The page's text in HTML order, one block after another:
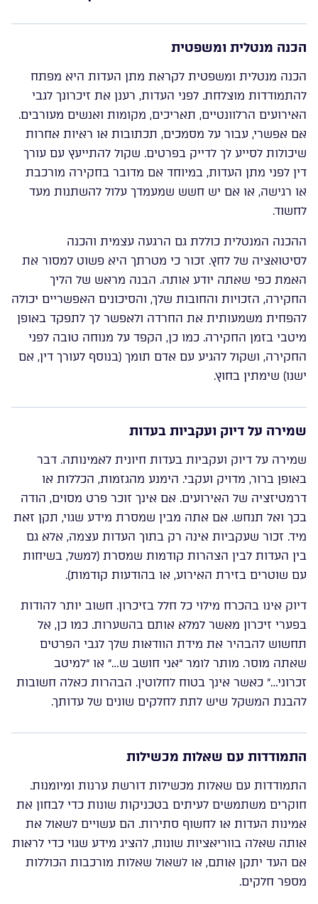
הכנה מנטלית ומשפטית
הכנה מנטלית ומשפטית לקראת מתן העדות היא מפתח
להתמודדות מוצלחת. לפני העדות, רענן את זיכרונך לגבי
האירועים הרלוונטיים, תאריכים, מקומות ואנשים מעורבים.
אם אפשרי, עבור על מסמכים, תכתובות או ראיות אחרות
שיכולות לסייע לך לדייק בפרטים. שקול להתייעץ עם עורך
דין לפני מתן העדות, במיוחד אם מדובר בחקירה מורכבת
או רגישה, או אם יש חשש שמעמדך עלול להשתנות מעד
לחשוד.
ההכנה המנטלית כוללת גם הרגעה עצמית והכנה
לסיטואציה של לחץ. זכור כי מטרתך היא פשוט למסור את
האמת כפי שאתה יודע אותה. הבנה מראש של הליך
החקירה, הזכויות והחובות שלך, והסיכונים האפשריים יכולה
להפחית משמעותית את החרדה ולאפשר לך לתפקד באופן
מיטבי בזמן החקירה. כמו כן, הקפד על מנוחה טובה לפני
החקירה, ושקול להגיע עם אדם תומך (בנוסף לעורך דין, אם
ישנו) שימתין בחוץ.
שמירה על דיוק ועקביות בעדות
שמירה על דיוק ועקביות בעדות חיונית לאמינותה. דבר
באופן ברור, מדויק ועקבי. הימנע מהגזמות, הכללות או
דרמטיזציה של האירועים. אם אינך זוכר פרט מסוים, הודה
בכך ואל תנחש. אם אתה מבין שמסרת מידע שגוי, תקן זאת
מיד. זכור שעקביות אינה רק בתוך העדות עצמה, אלא גם
בין העדות לבין הצהרות קודמות שמסרת (למשל, בשיחות
עם שוטרים בזירת האירוע, או בהודעות קודמות).
דיוק אינו בהכרח מילוי כל חלל בזיכרון. חשוב יותר להודות
בפערי זיכרון מאשר למלא אותם בהשערות. כמו כן, אל
תחשוש להבהיר את מידת הוודאות שלך לגבי הפרטים
שאתה מוסר. מותר לומר “אני חושב ש…” או “למיטב
זכרוני…” כאשר אינך בטוח לחלוטין. הבהרות כאלה חשובות
להבנת המשקל שיש לתת לחלקים שונים של עדותך.
התמודדות עם שאלות מכשילות
התמודדות עם שאלות מכשילות דורשת ערנות ומיומנות.
חוקרים משתמשים לעיתים בטכניקות שונות כדי לבחון את
אמינות העדות או לחשוף סתירות. הם עשויים לשאול את
אותה שאלה בווריאציות שונות, להציג מידע שגוי כדי לראות
אם העד יתקן אותם, או לשאול שאלות מורכבות הכוללות
מספר חלקים.